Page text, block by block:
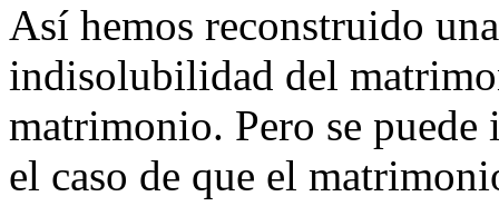
Así hemos reconstruido
indisolubilidad del
matrimonio. Pero se puede
el caso de que el